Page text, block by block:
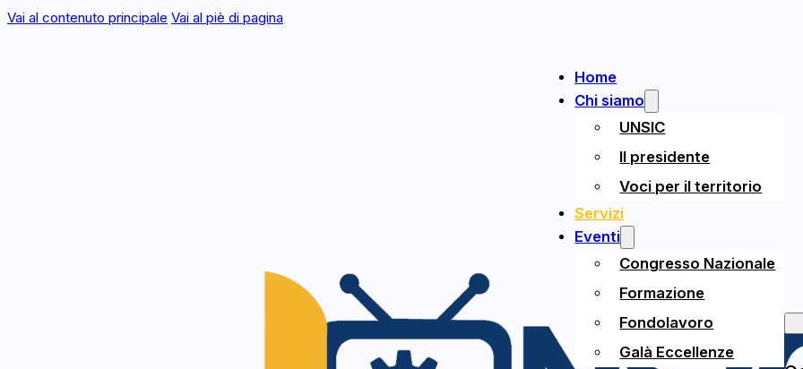
Vai al contenuto principale Vai al piè di pagina
Home
Chi siamo
UNSIC
Il presidente
Voci per il territorio
Servizi
Eventi
Congresso Nazionale
Formazione
Fondolavoro
Galà Eccellenze